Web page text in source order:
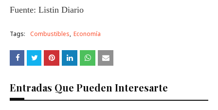
Fuente: Listin Diario
Tags: Combustibles Economía
Entradas Que Pueden Interesarte